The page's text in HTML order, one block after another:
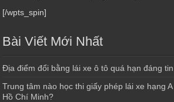
[/wpts_spin]
Bài Viết Mới Nhất
Địa điểm đổi bằng lái xe ô tô quá hạn đáng
Trung tâm nào học thi giấy phép lái xe hạng
Hồ Chí Minh?